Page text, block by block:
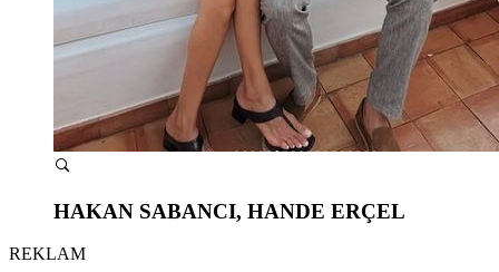
HAKAN SABANCI, HANDE ERÇEL
REKLAM